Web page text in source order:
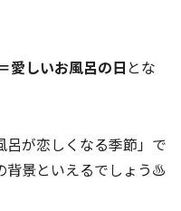
愛しいお風呂の日 とな
呂が恋しくなる季節」で
背景といえるでしょう♨️